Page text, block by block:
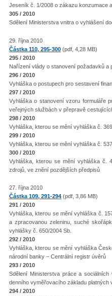
Jeseník č. 1/2008 o zákazu konzumace
305 / 2010
Sdělení Ministerstva vnitra o vyhlášení
29. října 2010
Částka 110, 295-300 (pdf, 4,28 MB)
295 / 2010
Nařízení vlády o stanovení požadavků a
296 / 2010
Vyhláška o postupech pro sestavení
297 / 2010
Vyhláška o stanovení vzoru formuláře
veřejných službách v přepravě
298 / 2010
Vyhláška, kterou se mění vyhláška č.
299 / 2010
Vyhláška, kterou se mění vyhláška č.
300 / 2010
Vyhláška, kterou se mění vyhláška č.
zdrojů, ve znění pozdějších předpisů
27. října 2010
Částka 109, 291-294 (pdf, 3,86 MB)
291 / 2010
Vyhláška, kterou se mění vyhláška č.
a zpracovanou zeleninu, suché
vyhlášky č. 650/2004 Sb.
292 / 2010
Vyhláška, kterou se mění vyhláška
národní banky – Centrální registr úvěrů
293 / 2010
Sdělení Ministerstva práce a
denního vyměřovacího základu platných
294 / 2010